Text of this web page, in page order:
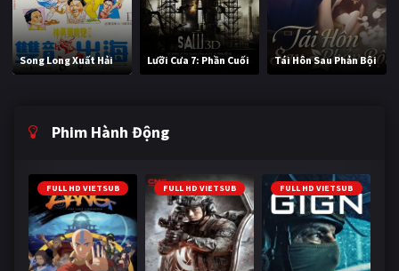
Song Long Xuất Hải Lưỡi Cưa 7: Phần Cuối Tái Hôn Sau Phản Bội
Phim Hành Động
FULL HD VIETSUB FULL HD VIETSUB FULL HD VIETSUB